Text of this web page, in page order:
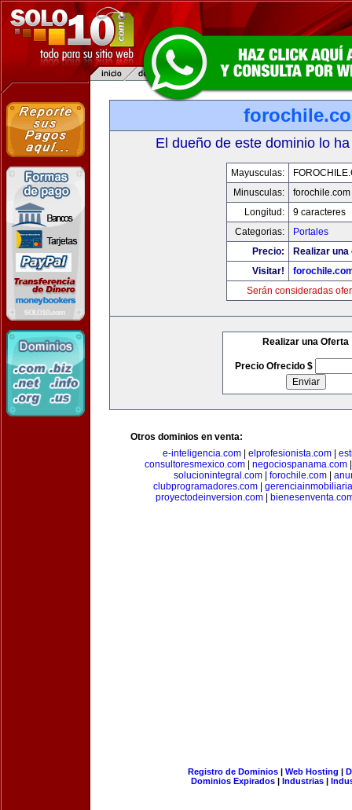
El dueño de este dominio lo
Mayusculas:
Minusculas:
forochile.com
Longitud:
9 caracteres
Categorias:
Portales
Precio:
Realizar
Visitar!
Serán consideradas
Realizar una Oferta
Precio Ofrecido $
Otros dominios en venta:
e-inteligencia.com
elprofesionista.com
consultoresmexico.com| negociospanama.com
solucionintegral.com| forochile.com|
clubprogramadores.com
proyectodeinversion.com|
Registro de Dominios| Web Hosting |
Dominios Expirados | Industrias |